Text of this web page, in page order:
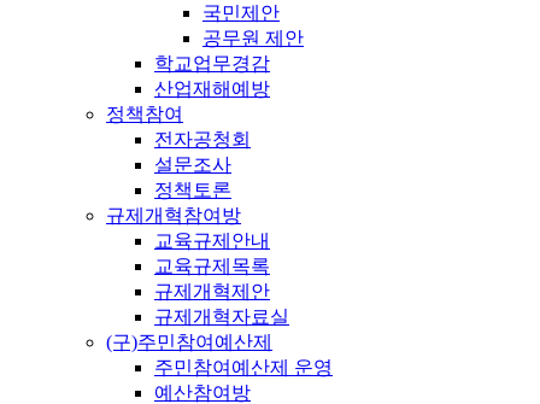
국민제안
공무원 제안
학교업무경감
산업재해예방
정책참여
전자공청회
설문조사
정책토론
규제개혁참여방
교육규제안내
교육규제목록
규제개혁제안
규제개혁자료실
(구)주민참여예산제
주민참여예산제 운영
예산참여방